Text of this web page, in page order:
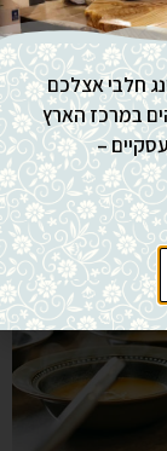
חלבי אצלכם
במרכז הארץ
–